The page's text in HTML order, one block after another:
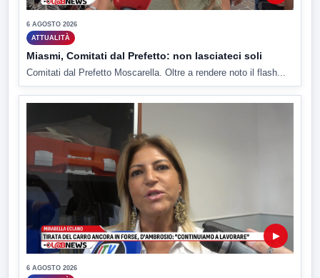
6 AGOSTO 2026
ATTUALITÀ
Miasmi, Comitati dal Prefetto: non lasciateci soli
Comitati dal Prefetto Moscarella. Oltre a rendere noto il flash...
▶
6 AGOSTO 2026